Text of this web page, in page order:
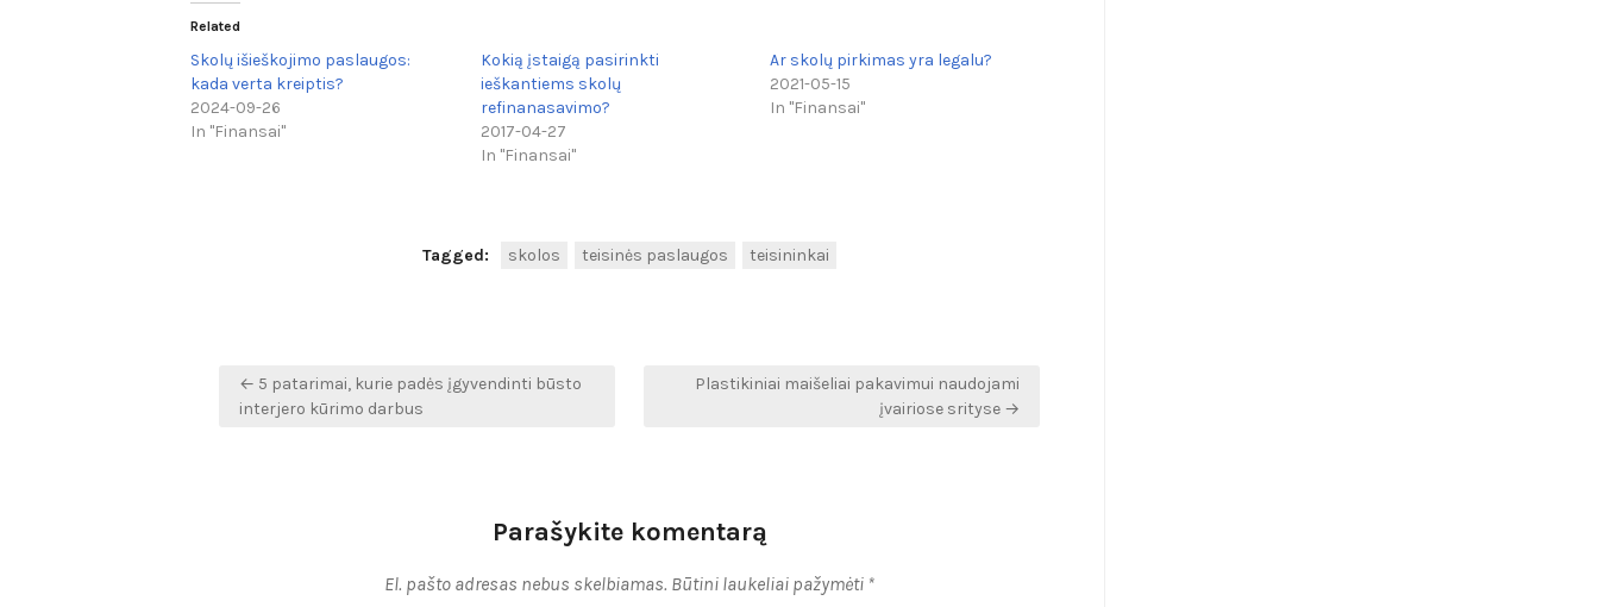
Related
Skolų išieškojimo paslaugos:
kada verta kreiptis?
2024-09-26
In "Finansai"
Kokią įstaigą pasirinkti
ieškantiems skolų
refinanasavimo?
2017-04-27
In "Finansai"
Ar skolų pirkimas yra legalu?
2021-05-15
In "Finansai"
Tagged: skolos teisinės paslaugos teisininkai
Navigacija
tarp
← 5 patarimai, kurie padės įgyvendinti būsto
interjero kūrimo darbus
Plastikiniai maišeliai pakavimui naudojami
įvairiose srityse →
Parašykite komentarą
El. pašto adresas nebus skelbiamas. Būtini laukeliai pažymėti *